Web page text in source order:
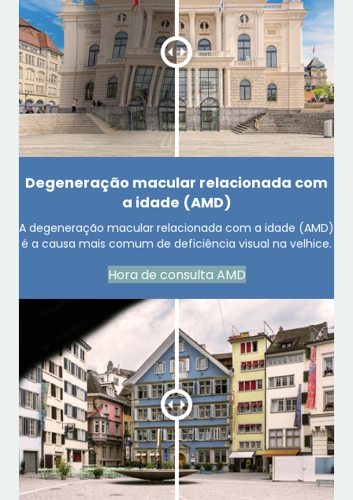
Degeneração macular relacionada com
a idade (AMD)
A degeneração macular relacionada com a idade (AMD)
é a causa mais comum de deficiência visual na velhice.
Hora de consulta AMD